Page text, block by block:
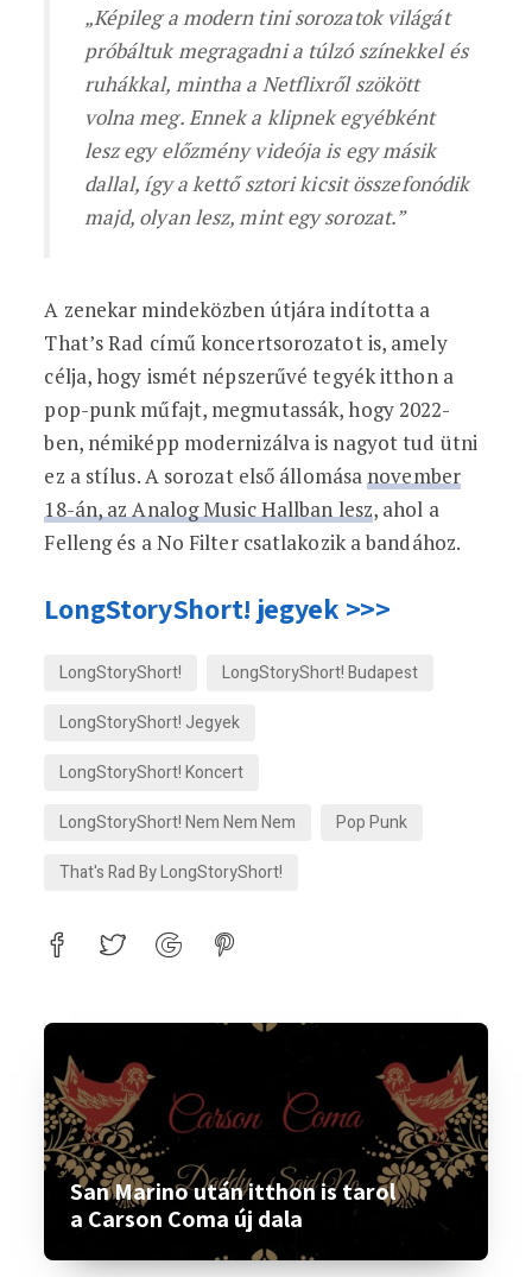
„Képileg a modern tini sorozatok világát
próbáltuk megragadni a túlzó színekkel és
ruhákkal, mintha a Netflixről szökött
volna meg. Ennek a klipnek egyébként
lesz egy előzmény videója is egy másik
dallal, így a kettő sztori kicsit összefonódik
majd, olyan lesz, mint egy sorozat.”
A zenekar mindeközben útjára indította a
That’s Rad című koncertsorozatot is, amely
célja, hogy ismét népszerűvé tegyék itthon a
pop-punk műfajt, megmutassák, hogy 2022-
ben, némiképp modernizálva is nagyot tud ütni
ez a stílus. A sorozat első állomása november
18-án, az Analog Music Hallban lesz, ahol a
Felleng és a No Filter csatlakozik a bandához.
LongStoryShort! jegyek >>>
LongStoryShort!
LongStoryShort! Budapest
LongStoryShort! Jegyek
LongStoryShort! Koncert
LongStoryShort! Nem Nem Nem
Pop Punk
That's Rad By LongStoryShort!
San Marino után itthon is tarol
a Carson Coma új dala